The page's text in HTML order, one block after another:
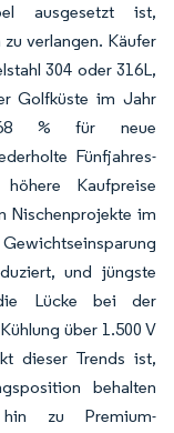
ausgesetzt ist,
verlangen. Käufer
304 oder 316L,
Golfküste im Jahr
68 % für neue
Fünfjahres-
Kaufpreise
Nischenprojekte im
und jüngste
die Lücke bei der
über 1.500 V
dieser Trends ist,
behalten
zu Premium-